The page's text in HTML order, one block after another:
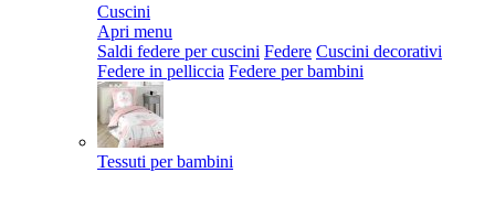
Cuscini
Apri menu
Saldi federe per cuscini Federe Cuscini decorativi
Federe in pelliccia Federe per bambini
Tessuti per bambini